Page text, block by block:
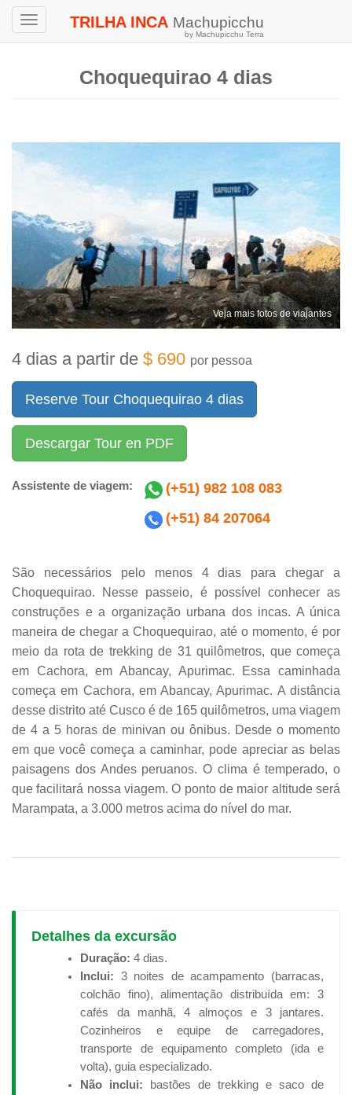
Toggle
TRILHA INCA Machupicchu
by Machupicchu Terra
Choquequirao 4 dias
Veja mais fotos de viajantes
4 dias a partir de $ 690 por pessoa
Reserve Tour Choquequirao 4 dias
Descargar Tour en PDF
Assistente de viagem:
(+51) 982 108 083
(+51) 84 207064
São necessários pelo menos 4 dias para chegar a
Choquequirao. Nesse passeio, é possível conhecer as
construções e a organização urbana dos incas. A única
maneira de chegar a Choquequirao, até o momento, é por
meio da rota de trekking de 31 quilômetros, que começa
em Cachora, em Abancay, Apurimac. Essa caminhada
começa em Cachora, em Abancay, Apurimac. A distância
desse distrito até Cusco é de 165 quilômetros, uma viagem
de 4 a 5 horas de minivan ou ônibus. Desde o momento
em que você começa a caminhar, pode apreciar as belas
paisagens dos Andes peruanos. O clima é temperado, o
que facilitará nossa viagem. O ponto de maior altitude será
Marampata, a 3.000 metros acima do nível do mar.
Detalhes da excursão
Duração: 4 dias.
Inclui: 3 noites de acampamento (barracas,
colchão fino), alimentação distribuída em: 3
cafés da manhã, 4 almoços e 3 jantares.
Cozinheiros e equipe de carregadores,
transporte de equipamento completo (ida e
volta), guia especializado.
Não inclui: bastões de trekking e saco de